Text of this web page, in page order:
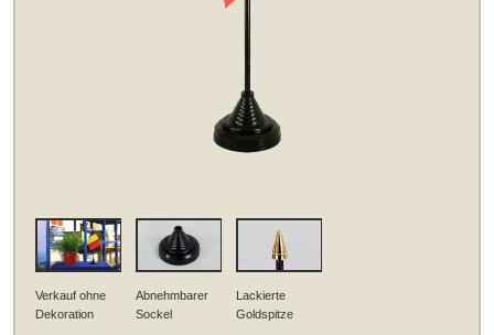
Verkauf ohne
Dekoration
Abnehmbarer
Sockel
Lackierte
Goldspitze